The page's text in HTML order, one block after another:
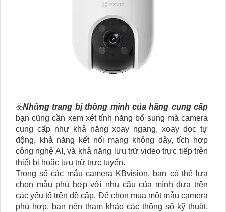
☣️Những trang bị thông minh của hãng cung cấp
bạn cũng cần xem xét tính năng bổ sung mà camera
cung cấp như khả năng xoay ngang, xoay dọc tự
động, khả năng kết nối mạng không dây, tích hợp
công nghệ AI, và khả năng lưu trữ video trực tiếp trên
thiết bị hoặc lưu trữ trực tuyến.
Trong số các mẫu camera KBvision, bạn có thể lựa
chọn mẫu phù hợp với nhu cầu của mình dựa trên
các yếu tố trên đề cập. Để chọn mua một mẫu camera
phù hợp, bạn nên tham khảo các thông số kỹ thuật,